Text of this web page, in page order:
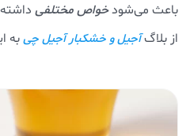
باعث می‌شودخواص مختلفی
از بلاگآجیل و خشکبار آجیل چیبه